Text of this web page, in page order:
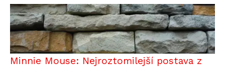
Minnie Mouse: Nejroztomilejší postava z